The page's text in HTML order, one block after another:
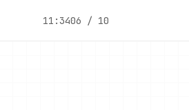
11:3406 / 10